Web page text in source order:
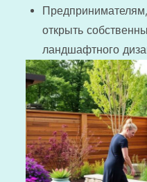
открыть
ландшафтного